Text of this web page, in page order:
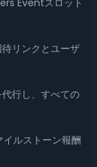
Eventスロット
リンクとユーザ
行し、すべての
ルストーン報酬